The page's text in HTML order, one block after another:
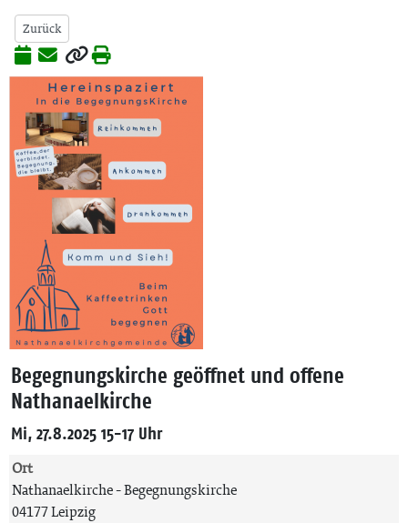
Zurück
Begegnungskirche geöffnet und offene
Nathanaelkirche
Mi, 27.8.2025 15-17 Uhr
Ort
Nathanaelkirche - Begegnungskirche
04177 Leipzig